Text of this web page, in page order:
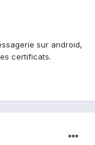
sur android,
certificats.